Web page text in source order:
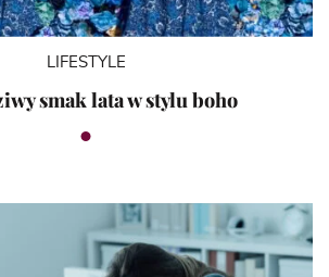
LIFESTYLE
smak lata w stylu boho